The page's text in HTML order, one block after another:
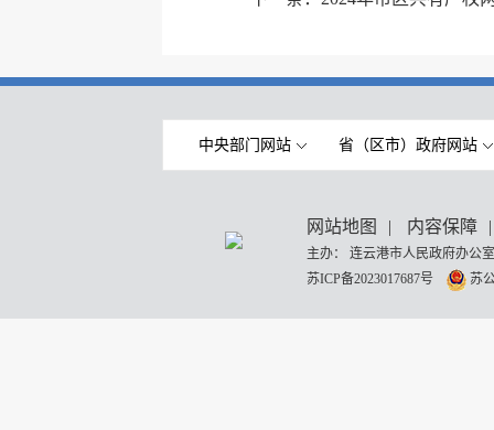
中央部门网站 省（区市）政府网站
网站地图 | 内容保障 |
主办： 连云港市人民政府办
苏ICP备2023017687号
苏